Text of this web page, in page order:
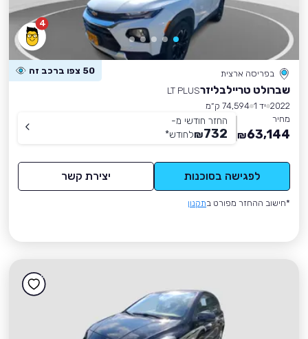
4
בפריסה ארצית 50 צפו ברכב זה
שברולט טריילבליזרLT PLUS
2022 יד 1
74,594 ק״מ
מחיר
63,144
₪
החזר חודשי מ-
732
₪לחודש*
לפגישה בסוכנות יצירת קשר
*חישוב ההחזר מפורט בתקנון